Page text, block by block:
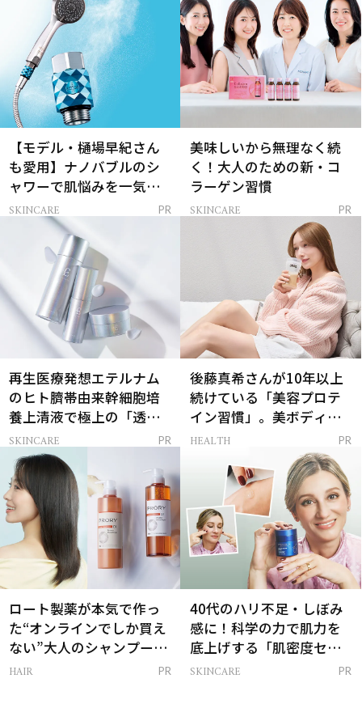
【モデル・樋場早紀さん
も愛用】ナノバブルのシ
ャワーで肌悩みを一気に
解決
SKINCARE PR
美味しいから無理なく続
く！大人のための新・コ
ラーゲン習慣
SKINCARE PR
再生医療発想エテルナム
のヒト臍帯由来幹細胞培
養上清液で極上の「透明
感ハリ肌」へ
SKINCARE PR
後藤真希さんが10年以上
続けている「美容プロテ
イン習慣」。美ボディを
支える朝ルーティンと
HEALTH PR
ロート製薬が本気で作っ
た“オンラインでしか買え
ない”大人のシャンプー＆
トリートメントって？
HAIR PR
40代のハリ不足・しぼみ
感に！科学の力で肌力を
底上げする「肌密度セラ
ム」
SKINCARE PR